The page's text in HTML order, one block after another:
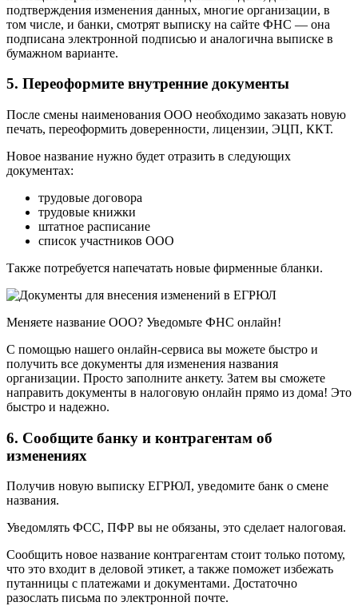
подтверждения изменения данных, многие организации, в
том числе, и банки, смотрят выписку на сайте ФНС — она
подписана электронной подписью и аналогична выписке в
бумажном варианте.
5. Переоформите внутренние документы
После смены наименования ООО необходимо заказать новую
печать, переоформить доверенности, лицензии, ЭЦП, ККТ.
Новое название нужно будет отразить в следующих
документах:
трудовые договора
трудовые книжки
штатное расписание
список участников ООО
Также потребуется напечатать новые фирменные бланки.
Меняете название ООО? Уведомьте ФНС онлайн!
С помощью нашего онлайн-сервиса вы можете быстро и
получить все документы для изменения названия
организации. Просто заполните анкету. Затем вы сможете
направить документы в налоговую онлайн прямо из дома! Это
быстро и надежно.
6. Сообщите банку и контрагентам об
изменениях
Получив новую выписку ЕГРЮЛ, уведомите банк о смене
названия.
Уведомлять ФСС, ПФР вы не обязаны, это сделает налоговая.
Сообщить новое название контрагентам стоит только потому,
что это входит в деловой этикет, а также поможет избежать
путанницы с платежами и документами. Достаточно
разослать письма по электронной почте.